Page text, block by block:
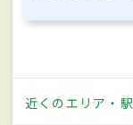
近くのエリア・駅